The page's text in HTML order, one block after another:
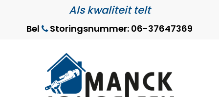
Als kwaliteit telt
Bel Storingsnummer: 06-37647369